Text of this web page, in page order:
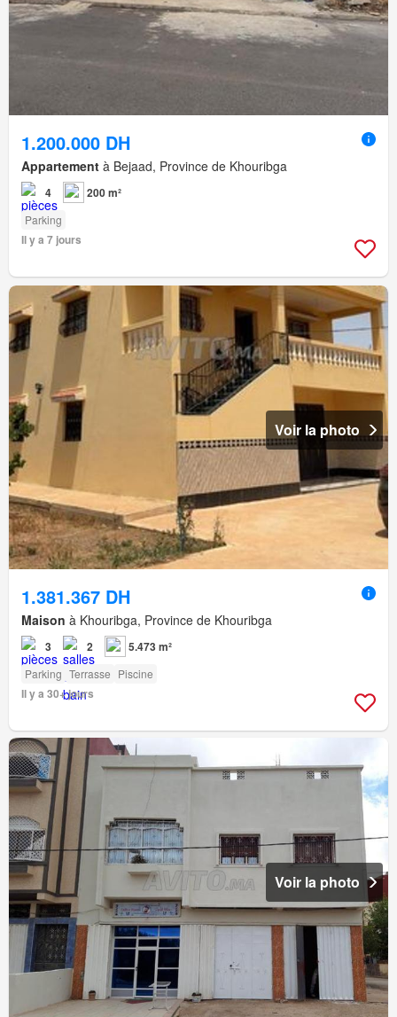
1.200.000 DH
Appartement à Bejaad, Province de Khouribga
4 200 m²
Parking
Il y a 7 jours
Voir la photo
1.381.367 DH
Maison à Khouribga, Province de Khouribga
3 2 5.473 m²
Parking Terrasse Piscine
Il y a 30+ jours
Voir la photo